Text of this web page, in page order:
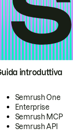
introduttiva
Semrush One
Enterprise
Semrush MCP
Semrush API